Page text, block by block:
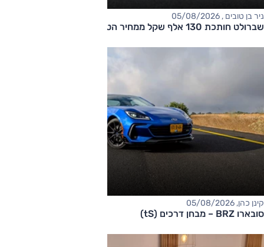
ניר בן טובים , 05/08/2026
שברולט חותכת 130 אלף שקל ממחיר הטאהו
קינן כהן, 05/08/2026
סובארו BRZ – מבחן דרכים (tS)